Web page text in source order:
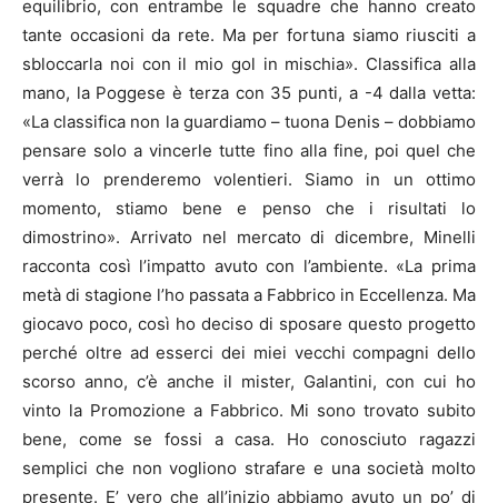
equilibrio, con entrambe le squadre che hanno creato
tante occasioni da rete. Ma per fortuna siamo riusciti a
sbloccarla noi con il mio gol in mischia». Classifica alla
mano, la Poggese è terza con 35 punti, a -4 dalla vetta:
«La classifica non la guardiamo – tuona Denis – dobbiamo
pensare solo a vincerle tutte fino alla fine, poi quel che
verrà lo prenderemo volentieri. Siamo in un ottimo
momento, stiamo bene e penso che i risultati lo
dimostrino». Arrivato nel mercato di dicembre, Minelli
racconta così l’impatto avuto con l’ambiente. «La prima
metà di stagione l’ho passata a Fabbrico in Eccellenza. Ma
giocavo poco, così ho deciso di sposare questo progetto
perché oltre ad esserci dei miei vecchi compagni dello
scorso anno, c’è anche il mister, Galantini, con cui ho
vinto la Promozione a Fabbrico. Mi sono trovato subito
bene, come se fossi a casa. Ho conosciuto ragazzi
semplici che non vogliono strafare e una società molto
presente. E’ vero che all’inizio abbiamo avuto un po’ di